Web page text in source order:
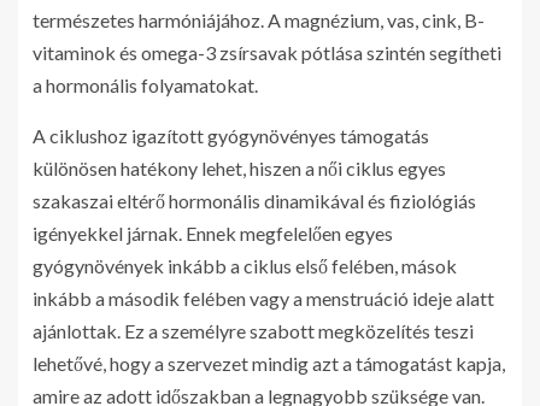
természetes harmóniájához. A magnézium, vas, cink, B-
vitaminok és omega-3 zsírsavak pótlása szintén segítheti
a hormonális folyamatokat.
A ciklushoz igazított gyógynövényes támogatás
különösen hatékony lehet, hiszen a női ciklus egyes
szakaszai eltérő hormonális dinamikával és fiziológiás
igényekkel járnak. Ennek megfelelően egyes
gyógynövények inkább a ciklus első felében, mások
inkább a második felében vagy a menstruáció ideje alatt
ajánlottak. Ez a személyre szabott megközelítés teszi
lehetővé, hogy a szervezet mindig azt a támogatást kapja,
amire az adott időszakban a legnagyobb szüksége van.